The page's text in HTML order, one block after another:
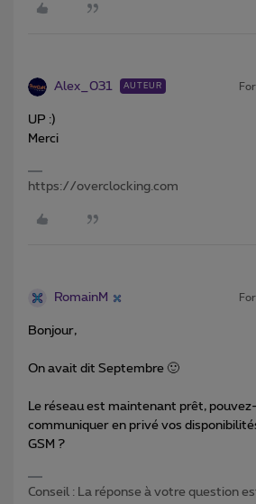
Alex_031 AUTEUR
UP :)
Merci
https://overclocking.com
RomainM
Bonjour,
On avait dit Septembre 🙂
Le réseau est maintenant prêt,
communiquer en privé vos
GSM ?
Conseil : La réponse à votre question